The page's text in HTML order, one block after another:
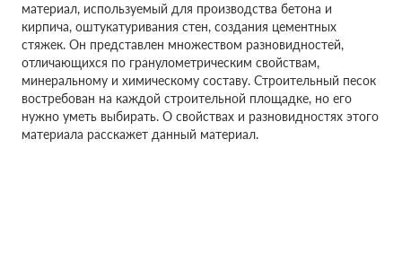
материал, используемый для производства бетона и
кирпича, оштукатуривания стен, создания цементных
стяжек. Он представлен множеством разновидностей,
отличающихся по гранулометрическим свойствам,
минеральному и химическому составу. Строительный песок
востребован на каждой строительной площадке, но его
нужно уметь выбирать. О свойствах и разновидностях этого
материала расскажет данный материал.